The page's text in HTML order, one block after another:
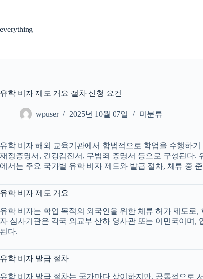
everything
유학 비자 제도 개요 절차 신청 요건
wpuser 2025년 10월 07일 미분류
유학 비자 해외 교육기관에서 합법적으로 학업을 수행하
재정증명서, 건강검진서, 무범죄 증명서 등으로 구성된다.
에서는 주요 국가별 유학 비자 제도와 발급 절차, 체류 중
유학 비자 제도 개요
유학 비자는 학업 목적의 외국인을 위한 체류 허가 제도로
자 심사기관은 각국 외교부 산하 영사관 또는 이민국이며,
된다.
유학 비자 발급 절차
유학 비자 발급 절차는 국가마다 상이하지만, 공통적으로